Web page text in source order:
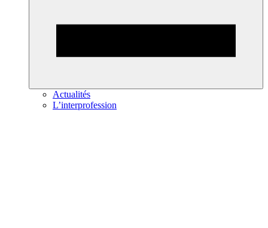
Actualités
L’interprofession